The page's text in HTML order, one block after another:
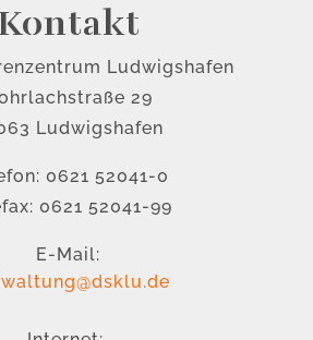
Ludwigshafen
29
Ludwigshafen
0621 52041-0
0621 52041-99
E-Mail: